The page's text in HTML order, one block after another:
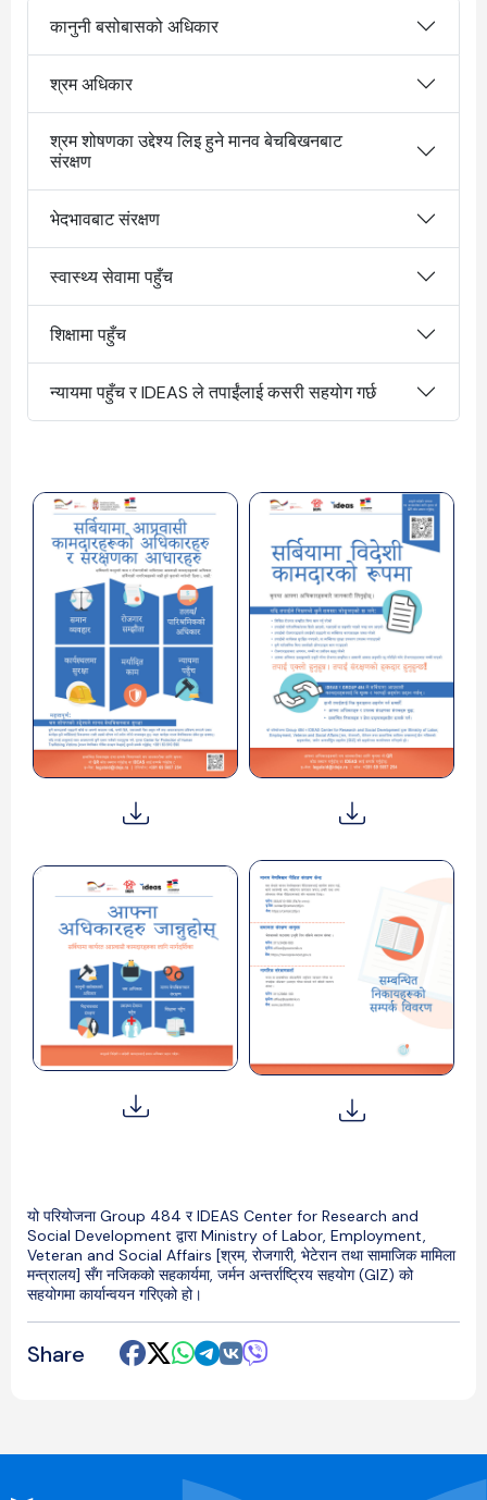
कानुनी बसोबासको अधिकार
श्रम अधिकार
श्रम शोषणका उद्देश्य लिइ हुने मानव बेचबिखनबाट
संरक्षण
भेदभावबाट संरक्षण
स्वास्थ्य सेवामा पहुँच
शिक्षामा पहुँच
न्यायमा पहुँच र IDEAS ले तपाईंलाई कसरी सहयोग गर्छ
यो परियोजनाGroup 484 रIDEAS Center for Research and
Social Development द्वाराMinistry of Labor, Employment,
Veteran and Social Affairs [श्रम, रोजगारी, भेटेरान तथा सामाजिक मामिला
मन्त्रालय] सँग नजिकको सहकार्यमा, जर्मन अन्तर्राष्ट्रिय सहयोग(GIZ) को
सहयोगमा कार्यान्वयन गरिएको हो।
Share